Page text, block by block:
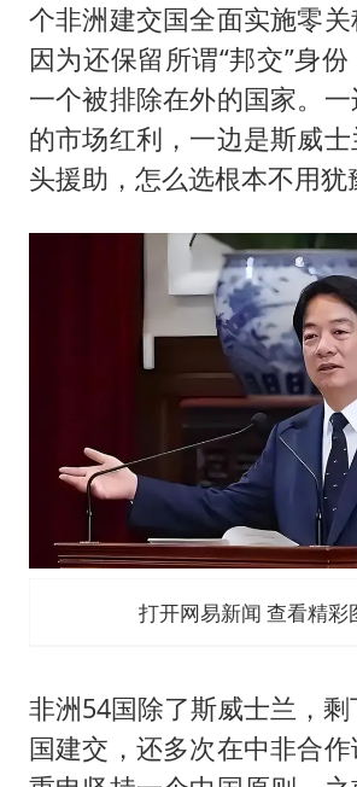
个非洲建交国全面实施零
因为还保留所谓“邦交”身
一个被排除在外的国家。
的市场红利，一边是斯威
头援助，怎么选根本不用犹
打开网易新闻 查看精彩
非洲54国除了斯威士兰，剩
国建交，还多次在中非合